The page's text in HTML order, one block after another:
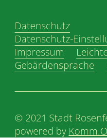
Datenschutz
Datenschutz-
Impressum
Gebärdensprache
© 2021 Stadt
powered by